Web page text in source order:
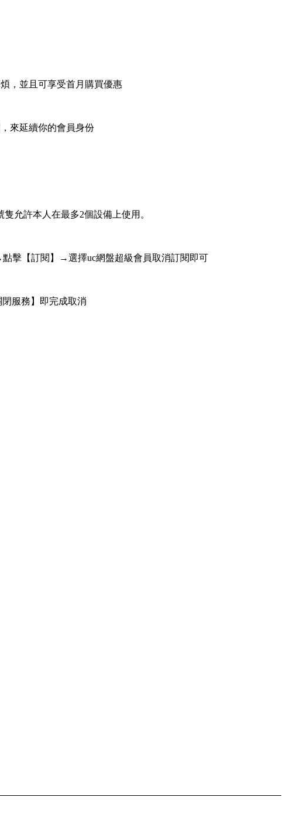
，並且可享受首月購買優惠
來延續你的會員身份
允許本人在最多2個設備上使用。
擊【訂閱】→選擇uc網盤超級會員取消訂閱即可
服務】即完成取消